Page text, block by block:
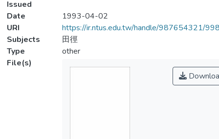
Issued
Date
1993-04-02
URI
https://ir.ntus.edu.tw/handle/987654321/
Subjects
田徑
Type
other
File(s)